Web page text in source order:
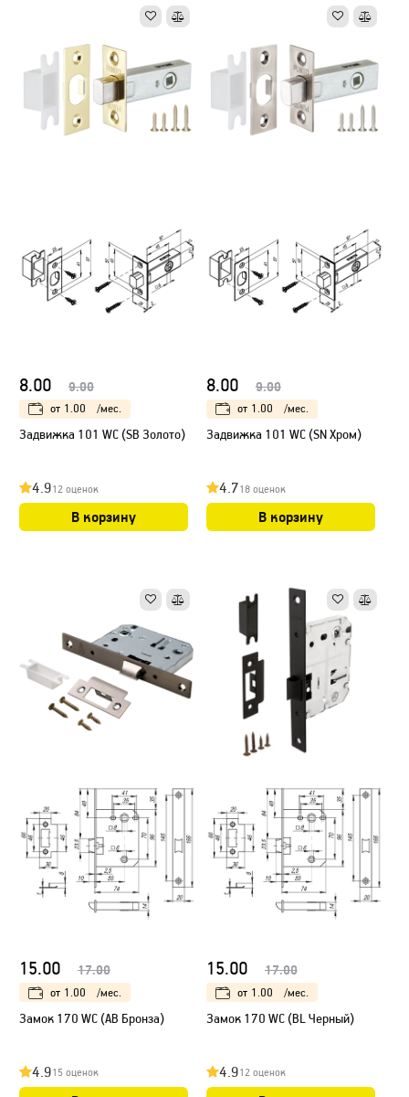
8.00 9.00
от 1.00 /мес.
Задвижка 101 WC (SB Золото)
4.912 оценок
В корзину
8.00 9.00
от 1.00 /мес.
Задвижка 101 WC (SN Хром)
4.718 оценок
В корзину
15.00 17.00
от 1.00 /мес.
Замок 170 WC (AB Бронза)
4.915 оценок
15.00 17.00
от 1.00 /мес.
Замок 170 WC (BL Черный)
4.912 оценок